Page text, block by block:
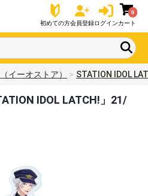
初めての方会員登録ログイン
0
カート
イーオストア） STATION IDOL
IDOL LATCH!」21/